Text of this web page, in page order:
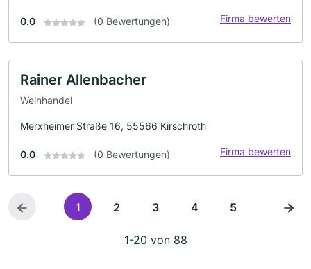
0.0 (0 Bewertungen) Firma bewerten
Rainer Allenbacher
Weinhandel
Merxheimer Straße 16, 55566 Kirschroth
0.0 (0 Bewertungen) Firma bewerten
1 2 3 4 5
1-20 von 88